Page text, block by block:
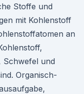
Stoffe und
mit Kohlenstoff
an
Schwefel und
Organisch-